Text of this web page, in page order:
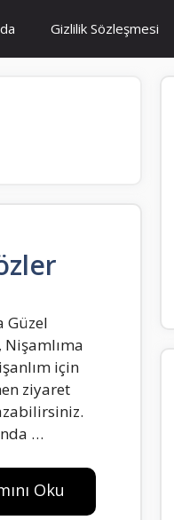
Gizlilik Sözleşmesi
Güzel
Nişamlıma
için
ziyaret
…
Oku